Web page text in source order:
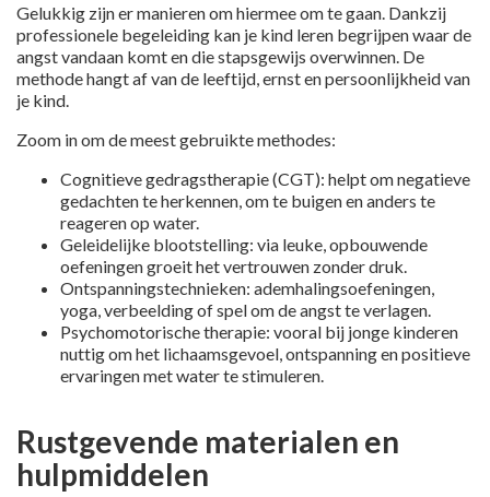
Gelukkig zijn er manieren om hiermee om te gaan. Dankzij
professionele begeleiding kan je kind leren begrijpen waar de
angst vandaan komt en die stapsgewijs overwinnen. De
methode hangt af van de leeftijd, ernst en persoonlijkheid van
je kind.
Zoom in om de meest gebruikte methodes:
Cognitieve gedragstherapie (CGT): helpt om negatieve
gedachten te herkennen, om te buigen en anders te
reageren op water.
Geleidelijke blootstelling: via leuke, opbouwende
oefeningen groeit het vertrouwen zonder druk.
Ontspanningstechnieken: ademhalingsoefeningen,
yoga, verbeelding of spel om de angst te verlagen.
Psychomotorische therapie: vooral bij jonge kinderen
nuttig om het lichaamsgevoel, ontspanning en positieve
ervaringen met water te stimuleren.
Rustgevende materialen en
hulpmiddelen